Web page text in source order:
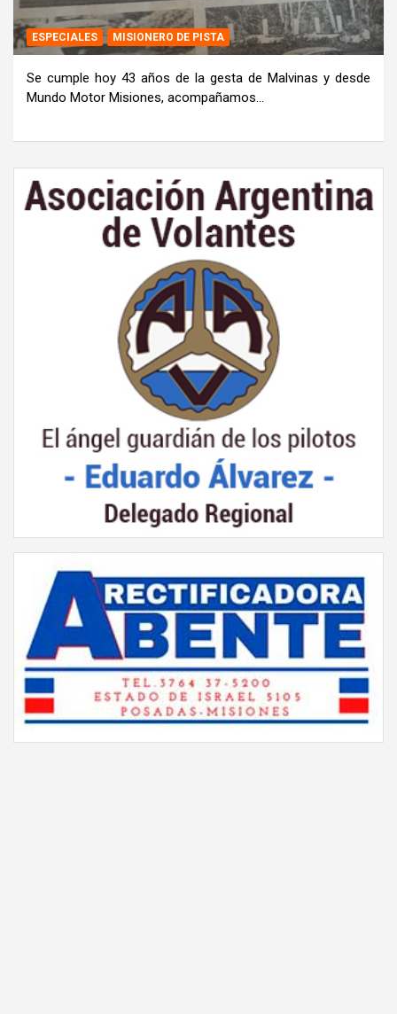
ESPECIALES MISIONERO DE PISTA
Se cumple hoy 43 años de la gesta de Malvinas y desde
Mundo Motor Misiones, acompañamos…